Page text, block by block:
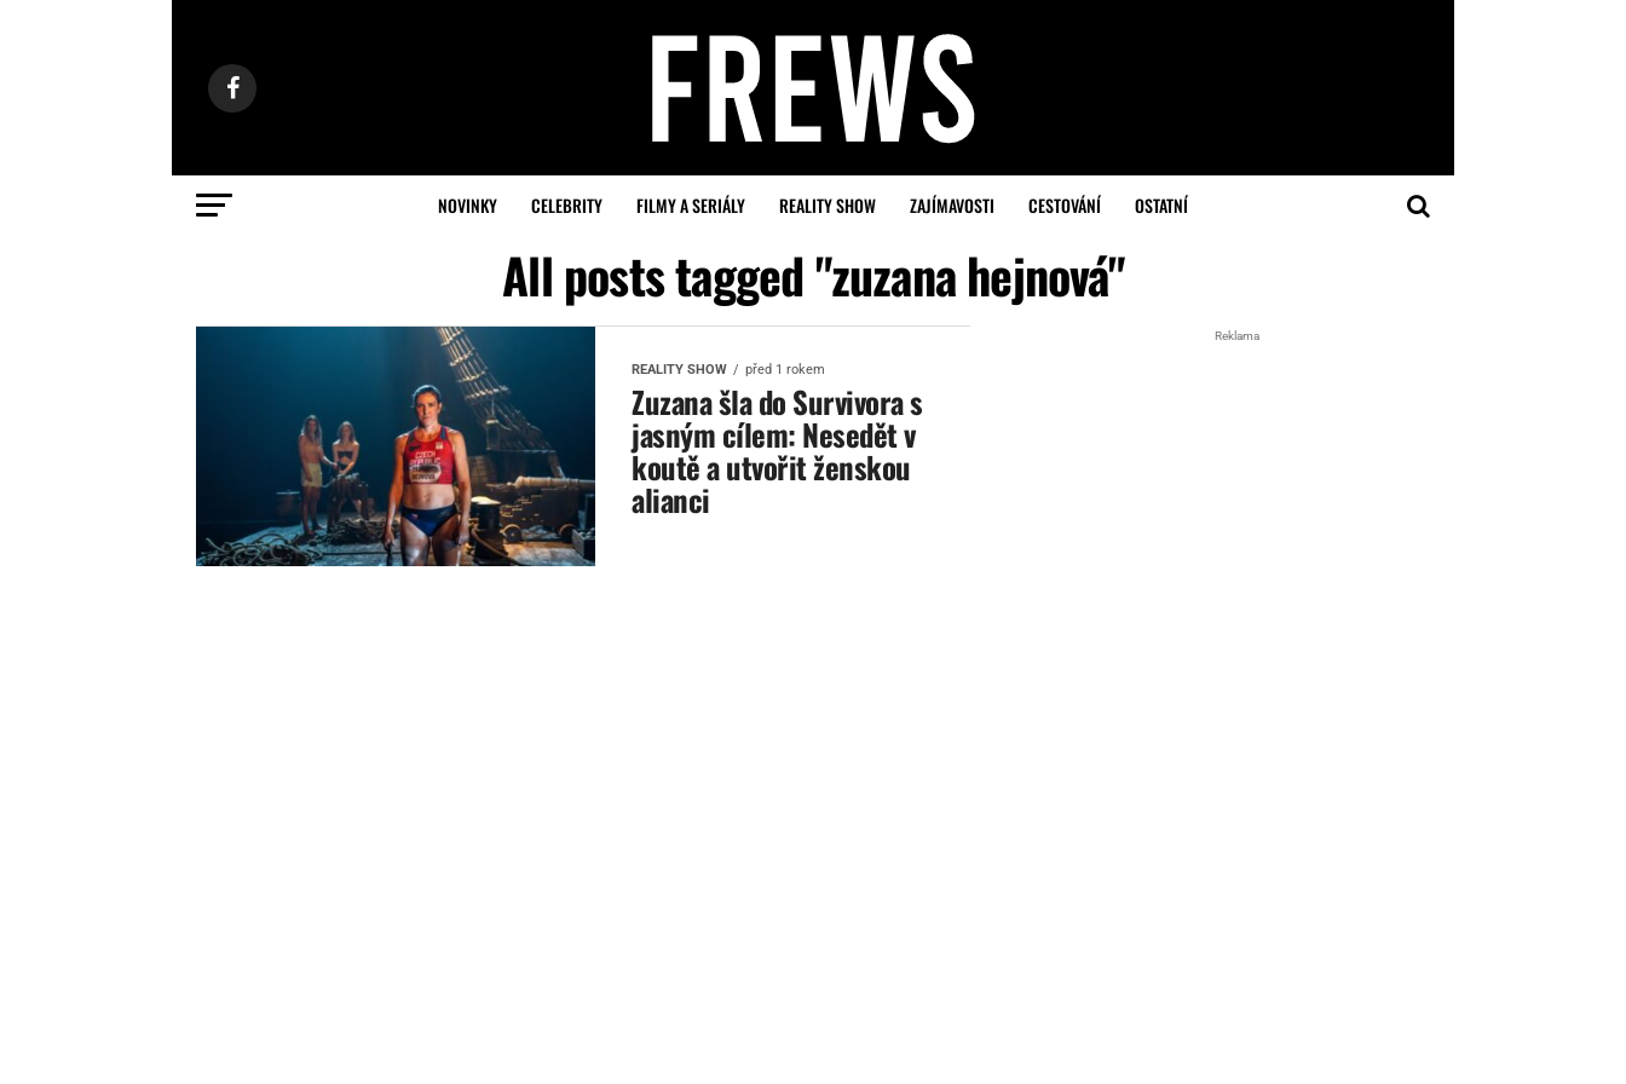
NOVINKY CELEBRITY FILMY A SERIÁLY REALITY SHOW ZAJÍMAVOSTI CESTOVÁNÍ OSTATNÍ
All posts tagged "zuzana hejnová"
REALITY SHOW před 1 rokem
Zuzana šla do Survivora s
jasným cílem: Nesedět v
koutě a utvořit ženskou
alianci
Reklama